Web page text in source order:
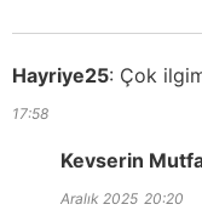
Hayriye25: Çok
17:58
Kevserin
Aralık 2025 20:20